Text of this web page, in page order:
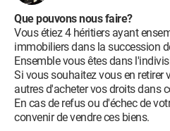
Que pouvons nous faire?
Vous étiez 4 héritiers ayant
immobiliers dans la succession
Ensemble vous êtes dans
Si vous souhaitez vous en retirer
autres d'acheter vos droits dans
En cas de refus ou d'échec de
convenir de vendre ces biens.